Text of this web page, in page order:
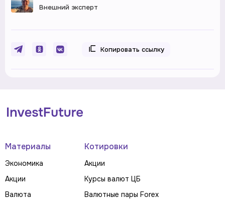
Внешний эксперт
Копировать ссылку
Материалы
Экономика
Акции
Валюта
Котировки
Акции
Курсы валют ЦБ
Валютные пары Forex